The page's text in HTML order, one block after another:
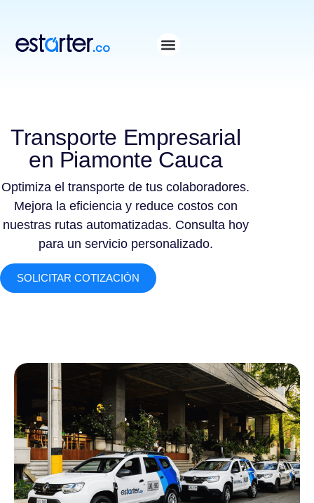
Transporte Empresarial
en Piamonte Cauca
Optimiza el transporte de tus colaboradores.
Mejora la eficiencia y reduce costos con
nuestras rutas automatizadas. Consulta hoy
para un servicio personalizado.
SOLICITAR COTIZACIÓN